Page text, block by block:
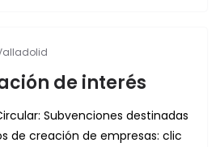
de interés
Subvenciones destinadas
de creación de empresas: clic